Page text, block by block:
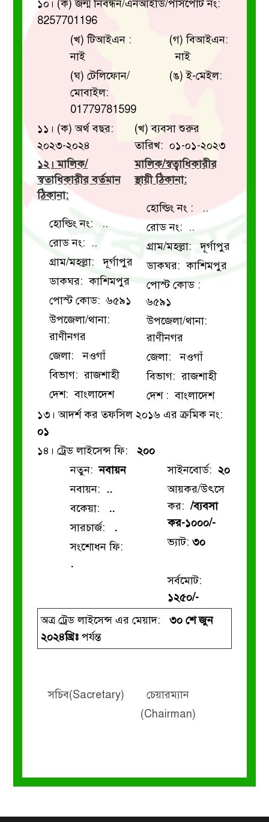
১০। (ক) জন্ম নিবন্ধন/এনআইডি/পাসপোর্ট নং:
8257701196
(খ) টিআইএন :
নাই
(ঘ) টেলিফোন/
মোবাইল:
01779781599
(গ) বিআইএন:
নাই
(ঙ) ই-মেইল:
১১। (ক) অর্থ বছর:
২০২৩-২০২৪
(খ) ব্যবসা শুরুর
তারিখ: ০১-০১-২০২৩
১২। মালিক/
স্বতাধিকারীর বর্তমান
ঠিকানা:
হোল্ডিং নং: ..
রোড নং: ..
গ্রাম/মহল্লা: দূর্গাপুর
ডাকঘর: কাশিমপুর
পোস্ট কোড: ৬৫৯১
উপজেলা/থানা:
রাণীনগর
জেলা: নওগাঁ
বিভাগ: রাজশাহী
দেশ: বাংলাদেশ
মালিক/স্বত্বাধিকারীর
স্থায়ী ঠিকানা:
হোল্ডিং নং : ..
রোড নং: ..
গ্রাম/মহল্লা: দূর্গাপুর
ডাকঘর: কাশিমপুর
পোস্ট কোড :
৬৫৯১
উপজেলা/থানা:
রাণীনগর
জেলা: নওগাঁ
বিভাগ: রাজশাহী
দেশ : বাংলাদেশ
১৩। আদর্শ কর তফসিল ২০১৬ এর ক্রমিক নং:
০১
১৪। ট্রেড লাইসেন্স ফি:
২০০
নতুন:নবায়ন
নবায়ন: ..
বকেয়া: ..
সারচার্জ: .
সংশোধন ফি:
.
সাইনবোর্ড: ২০
আয়কর/উৎসে
কর:/ব্যবসা
কর-১০০০/-
ভ্যাট: ৩০
সর্বমোট:
১২৫০/-
অত্র ট্রেড লাইসেন্স এর মেয়াদ:৩০ শে জুন
২০২৪খ্রিঃপর্যন্ত
সচিব(Sacretary)
চেয়ারম্যান
(Chairman)